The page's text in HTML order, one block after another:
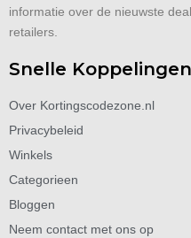
informatie over de nieuwste
retailers.
Snelle Koppelingen
Over Kortingscodezone.nl
Privacybeleid
Winkels
Categorieen
Bloggen
Neem contact met ons op